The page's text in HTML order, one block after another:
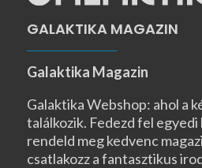
GALAKTIKA MAGAZIN
Galaktika Magazin
Galaktika Webshop: ahol a
találkozik. Fedezd fel
rendeld meg kedvenc
csatlakozz a fantasztikus